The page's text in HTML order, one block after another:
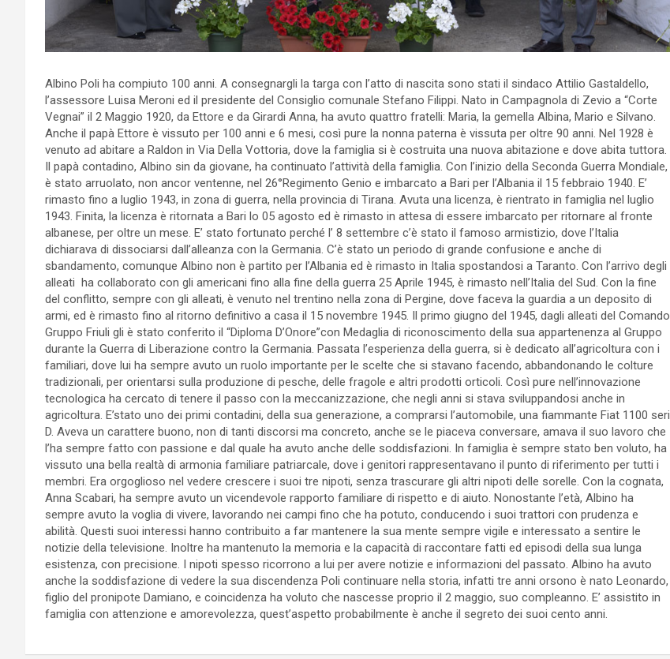
Albino Poli ha compiuto 100 anni. A consegnargli la targa con l’atto di nascita sono stati il sindaco Attilio Gastaldello,
l’assessore Luisa Meroni ed il presidente del Consiglio comunale Stefano Filippi. Nato in Campagnola di Zevio a “Corte
Vegnai” il 2 Maggio 1920, da Ettore e da Girardi Anna, ha avuto quattro fratelli: Maria, la gemella Albina, Mario e Silvano.
Anche il papà Ettore è vissuto per 100 anni e 6 mesi, così pure la nonna paterna è vissuta per oltre 90 anni. Nel 1928 è
venuto ad abitare a Raldon in Via Della Vottoria, dove la famiglia si è costruita una nuova abitazione e dove abita tuttora.
Il papà contadino, Albino sin da giovane, ha continuato l’attività della famiglia. Con l’inizio della Seconda Guerra Mondiale,
è stato arruolato, non ancor ventenne, nel 26°Regimento Genio e imbarcato a Bari per l’Albania il 15 febbraio 1940. E’
rimasto fino a luglio 1943, in zona di guerra, nella provincia di Tirana. Avuta una licenza, è rientrato in famiglia nel luglio
1943. Finita, la licenza è ritornata a Bari lo 05 agosto ed è rimasto in attesa di essere imbarcato per ritornare al fronte
albanese, per oltre un mese. E’ stato fortunato perché l’ 8 settembre c’è stato il famoso armistizio, dove l’Italia
dichiarava di dissociarsi dall’alleanza con la Germania. C’è stato un periodo di grande confusione e anche di
sbandamento, comunque Albino non è partito per l’Albania ed è rimasto in Italia spostandosi a Taranto. Con l’arrivo degli
alleati ha collaborato con gli americani fino alla fine della guerra 25 Aprile 1945, è rimasto nell’Italia del Sud. Con la fine
del conflitto, sempre con gli alleati, è venuto nel trentino nella zona di Pergine, dove faceva la guardia a un deposito di
armi, ed è rimasto fino al ritorno definitivo a casa il 15 novembre 1945. Il primo giugno del 1945, dagli alleati del Comando
Gruppo Friuli gli è stato conferito il “Diploma D’Onore”con Medaglia di riconoscimento della sua appartenenza al Gruppo
durante la Guerra di Liberazione contro la Germania. Passata l’esperienza della guerra, si è dedicato all’agricoltura con i
familiari, dove lui ha sempre avuto un ruolo importante per le scelte che si stavano facendo, abbandonando le colture
tradizionali, per orientarsi sulla produzione di pesche, delle fragole e altri prodotti orticoli. Così pure nell’innovazione
tecnologica ha cercato di tenere il passo con la meccanizzazione, che negli anni si stava sviluppandosi anche in
agricoltura. E’stato uno dei primi contadini, della sua generazione, a comprarsi l’automobile, una fiammante Fiat 1100 seri
D. Aveva un carattere buono, non di tanti discorsi ma concreto, anche se le piaceva conversare, amava il suo lavoro che
l’ha sempre fatto con passione e dal quale ha avuto anche delle soddisfazioni. In famiglia è sempre stato ben voluto, ha
vissuto una bella realtà di armonia familiare patriarcale, dove i genitori rappresentavano il punto di riferimento per tutti i
membri. Era orgoglioso nel vedere crescere i suoi tre nipoti, senza trascurare gli altri nipoti delle sorelle. Con la cognata,
Anna Scabari, ha sempre avuto un vicendevole rapporto familiare di rispetto e di aiuto. Nonostante l’età, Albino ha
sempre avuto la voglia di vivere, lavorando nei campi fino che ha potuto, conducendo i suoi trattori con prudenza e
abilità. Questi suoi interessi hanno contribuito a far mantenere la sua mente sempre vigile e interessato a sentire le
notizie della televisione. Inoltre ha mantenuto la memoria e la capacità di raccontare fatti ed episodi della sua lunga
esistenza, con precisione. I nipoti spesso ricorrono a lui per avere notizie e informazioni del passato. Albino ha avuto
anche la soddisfazione di vedere la sua discendenza Poli continuare nella storia, infatti tre anni orsono è nato Leonardo,
figlio del pronipote Damiano, e coincidenza ha voluto che nascesse proprio il 2 maggio, suo compleanno. E’ assistito in
famiglia con attenzione e amorevolezza, quest’aspetto probabilmente è anche il segreto dei suoi cento anni.